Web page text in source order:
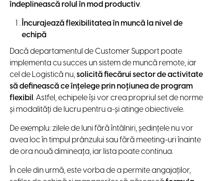
îndeplinească rolul în mod productiv.
Încurajează flexibilitatea în muncă la nivel de
echipă
Dacă departamentul de Customer Support poate
implementa cu succes un sistem de muncă remote, iar
cel de Logistică nu,solicită fiecărui sector de activitate
să definească ce înţelege prin noţiunea de program
flexibil . Astfel, echipele îşi vor crea propriul set de norme
și modalități de lucru pentru a-și atinge obiectivele.
De exemplu: zilele de luni fără întâlniri, şedinţele nu vor
avea loc în timpul prânzului sau fără meeting-uri înainte
de ora nouă dimineața, iar lista poate continua.
În cele din urmă, este vorba de a permite angajaţilor,